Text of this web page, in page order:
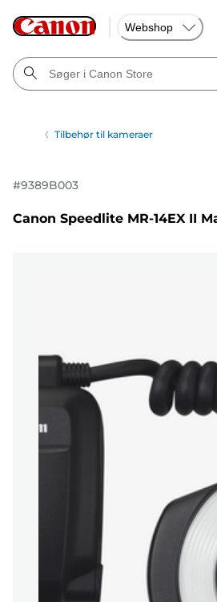
Webshop
Tilbehør til kameraer
#9389B003
Canon Speedlite MR-14EX II